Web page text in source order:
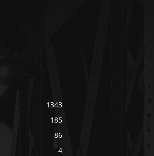
1343
185
86
4